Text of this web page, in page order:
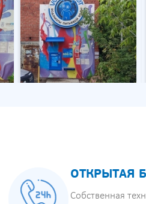
ОТКРЫТАЯ
Собственная